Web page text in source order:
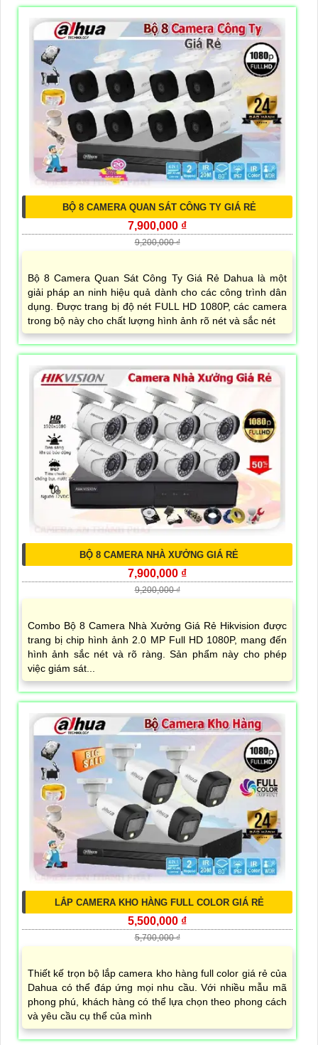
BỘ 8 CAMERA QUAN SÁT CÔNG TY GIÁ RẺ
7,900,000 ₫
9,200,000 ₫
Bộ 8 Camera Quan Sát Công Ty Giá Rẻ Dahua là một
giải pháp an ninh hiệu quả dành cho các công trình dân
dụng. Được trang bị độ nét FULL HD 1080P, các camera
trong bộ này cho chất lượng hình ảnh rõ nét và sắc nét
BỘ 8 CAMERA NHÀ XƯỞNG GIÁ RẺ
7,900,000 ₫
9,200,000 ₫
Combo Bộ 8 Camera Nhà Xưởng Giá Rẻ Hikvision được
trang bị chip hình ảnh 2.0 MP Full HD 1080P, mang đến
hình ảnh sắc nét và rõ ràng. Sản phẩm này cho phép
việc giám sát...
LẮP CAMERA KHO HÀNG FULL COLOR GIÁ RẺ
5,500,000 ₫
5,700,000 ₫
Thiết kế trọn bộ lắp camera kho hàng full color giá rẻ của
Dahua có thể đáp ứng mọi nhu cầu. Với nhiều mẫu mã
phong phú, khách hàng có thể lựa chọn theo phong cách
và yêu cầu cụ thể của mình